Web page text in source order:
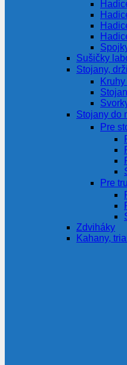
Sušičky
Stojany,
Stojany do
Pre
Pre
Zdviháky
Kahany,